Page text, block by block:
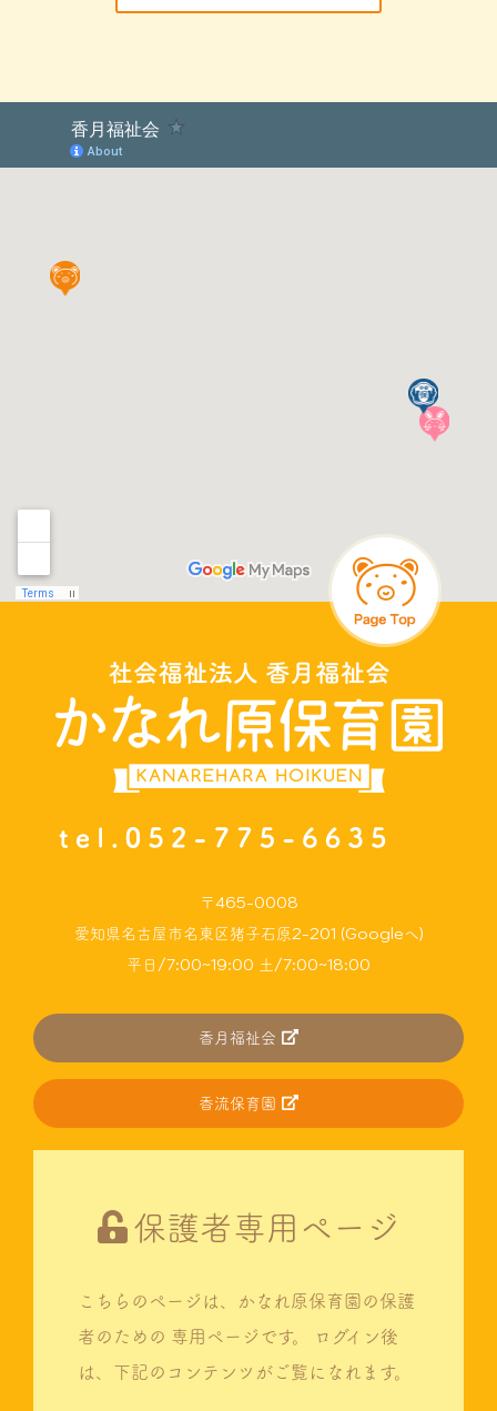
〒465-0008
愛知県名古屋市名東区猪子石原2-201 (Googleへ)
平日/7:00~19:00 土/7:00~18:00
香月福祉会
香流保育園
保護者専用ページ
こちらのページは、かなれ原保育園の保護
者のための 専用ページです。
ログイン後
は、下記のコンテンツがご覧になれます。